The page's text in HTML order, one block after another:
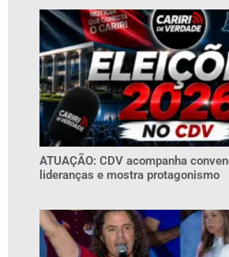
ATUAÇÃO: CDV acompanha
lideranças e mostra protagonismo